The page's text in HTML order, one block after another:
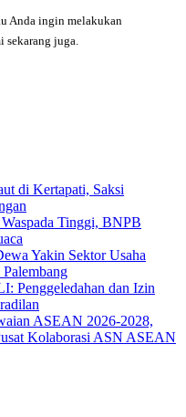
Anda ingin melakukan
sekarang juga.
di Kertapati, Saksi
Tinggi, BNPB
Yakin Sektor Usaha
Penggeledahan dan Izin
ASEAN 2026-2028,
Kolaborasi ASN ASEAN